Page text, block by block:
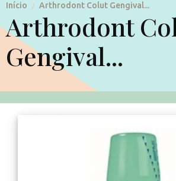
Início / Arthrodont Colut Gengival...
Arthrodont
Gengival...